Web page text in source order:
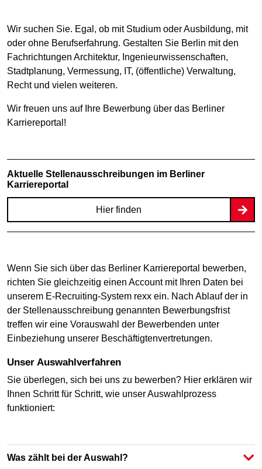
Wir suchen Sie. Egal, ob mit Studium oder Ausbildung, mit
oder ohne Berufserfahrung. Gestalten Sie Berlin mit den
Fachrichtungen Architektur, Ingenieurwissenschaften,
Stadtplanung, Vermessung, IT, (öffentliche) Verwaltung,
Recht und vielen weiteren.
Wir freuen uns auf Ihre Bewerbung über das Berliner
Karriereportal!
Aktuelle Stellenausschreibungen im Berliner
Karriereportal
Hier finden
Wenn Sie sich über das Berliner Karriereportal bewerben,
richten Sie gleichzeitig einen Account mit Ihren Daten bei
unserem E-Recruiting-System rexx ein. Nach Ablauf der in
der Stellenausschreibung genannten Bewerbungsfrist
treffen wir eine Vorauswahl der Bewerbenden unter
Einbeziehung unserer Beschäftigtenvertretungen.
Unser Auswahlverfahren
Sie überlegen, sich bei uns zu bewerben? Hier erklären wir
Ihnen Schritt für Schritt, wie unser Auswahlprozess
funktioniert:
Was zählt bei der Auswahl?